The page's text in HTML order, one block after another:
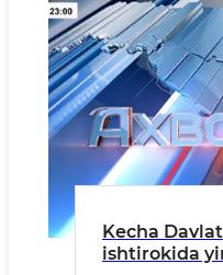
Kecha
ishtirokida